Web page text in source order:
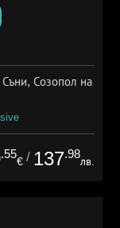
Созопол на
.55
€ / 137.98
лв.